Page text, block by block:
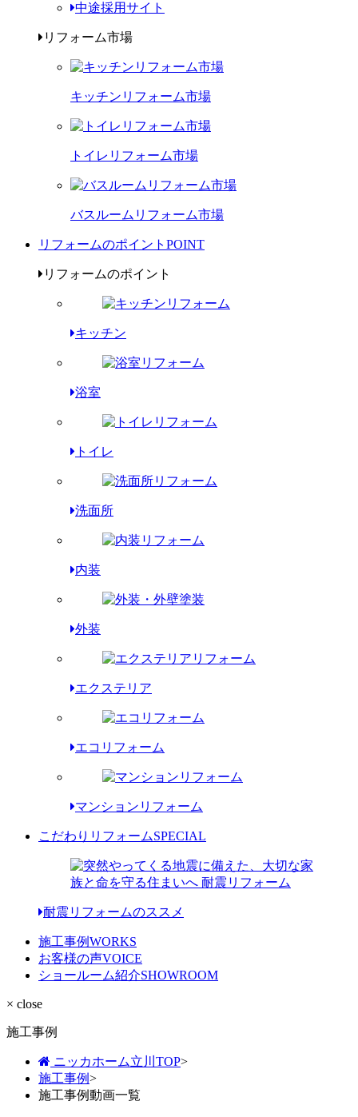
中途採用サイト
リフォーム市場
キッチンリフォーム市場
トイレリフォーム市場
バスルームリフォーム市場
リフォームのポイント POINT
リフォームのポイント
キッチン
浴室
トイレ
洗面所
内装
外装
エクステリア
エコリフォーム
マンションリフォーム
こだわりリフォームSPECIAL
耐震リフォームのススメ
施工事例WORKS
お客様の声VOICE
ショールーム紹介SHOWROOM
× close
施工事例
ニッカホーム立川TOP>
施工事例>
施工事例動画一覧